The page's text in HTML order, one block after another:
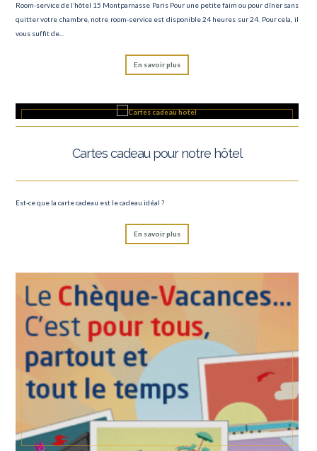
Room-service de l’hôtel 15 Montparnasse Paris Pour une petite faim ou pour dîner sans
quitter votre chambre, notre room-service est disponible 24 heures sur 24. Pour cela, il
vous suffit de...
En savoir plus
Cartes cadeau pour notre hôtel
Est-ce que la carte cadeau est le cadeau idéal ?
En savoir plus